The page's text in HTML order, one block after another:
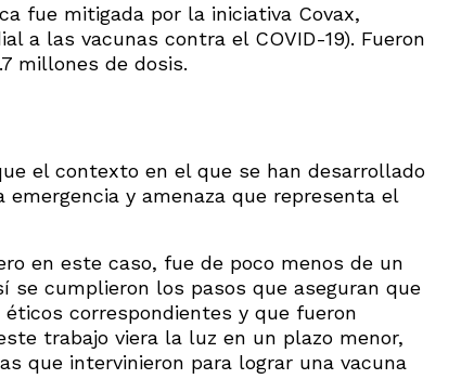
fue mitigada por la iniciativa Covax,
a las vacunas contra el COVID-19). Fueron
millones de dosis.
el contexto en el que se han desarrollado
y amenaza que representa el
en este caso, fue de poco menos de un
se cumplieron los pasos que aseguran que
correspondientes y que fueron
trabajo viera la luz en un plazo menor,
que intervinieron para lograr una vacuna